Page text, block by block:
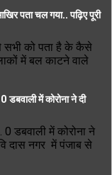
पता चल गया.. पढ़िए पूरी
को पता है के कैसे
में बल काटने वाले
में कोरोना ने दी
डबवाली में कोरोना ने
दास नगर में पंजाब से